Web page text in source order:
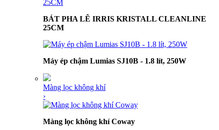
BÁT PHA LÊ IRRIS KRISTALL CLEANLINE
25CM
Máy ép chậm Lumias SJ10B - 1.8 lít, 250W
Màng lọc không khí
›
Màng lọc không khí Coway